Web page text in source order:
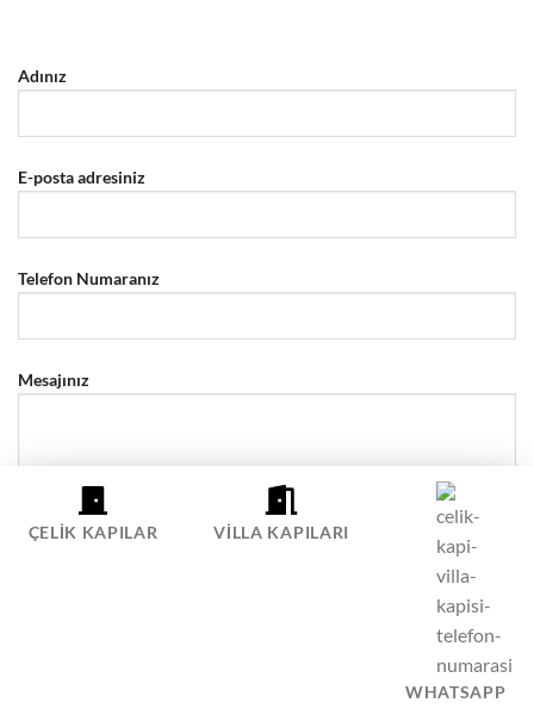
Adınız
E-posta adresiniz
Telefon Numaranız
Mesajınız
ÇELIK KAPILAR VILLA KAPILARI
WHATSAPP